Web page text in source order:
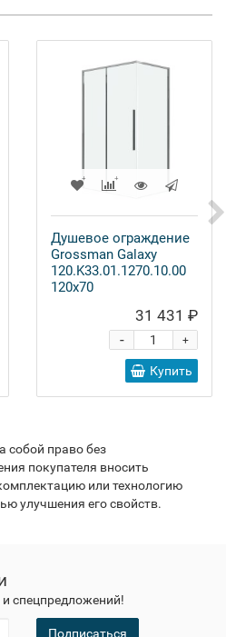
Душевое ограждение
Grossman Galaxy
120.K33.01.1270.10.00
120x70
31 431 ₽
+
-
Купить
собой право без
покупателя вносить
или технологию
улучшения его свойств.
спецпредложений!
Подписаться